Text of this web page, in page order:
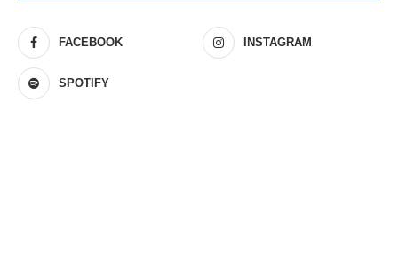
FACEBOOK INSTAGRAM
SPOTIFY